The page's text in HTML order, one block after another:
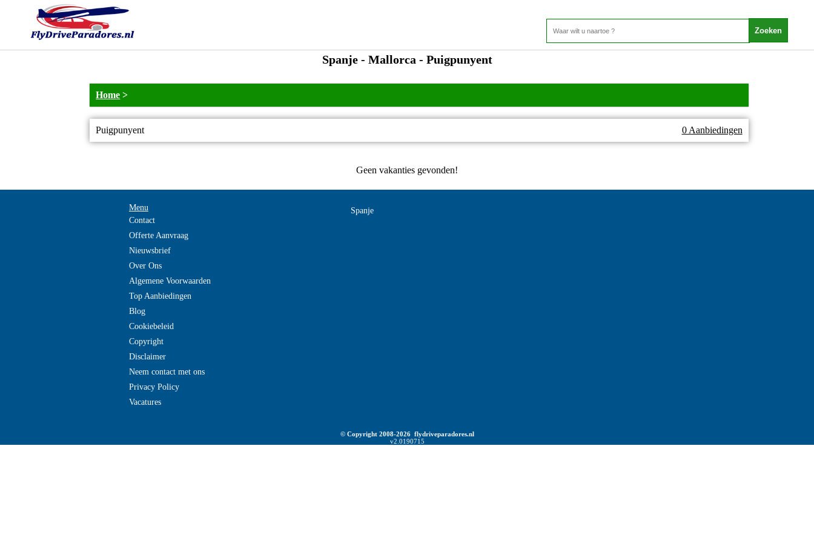
Spanje - Mallorca - Puigpunyent
Home >
Puigpunyent 0 Aanbiedingen
Geen vakanties gevonden!
Menu
Contact
Offerte Aanvraag
Nieuwsbrief
Over Ons
Algemene Voorwaarden
Top Aanbiedingen
Blog
Cookiebeleid
Copyright
Disclaimer
Neem contact met ons
Privacy Policy
Vacatures
Spanje
© Copyright 2008-2026 flydriveparadores.nl
v2.0190715